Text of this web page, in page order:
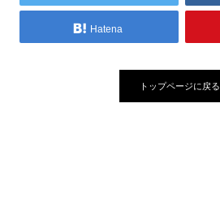
Hatena
トップページに戻る